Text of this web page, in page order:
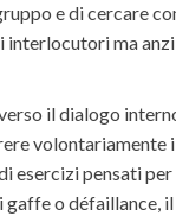
e di cercare
interlocutori ma
il dialogo
volontariamente
pensati
gaffe o défaillance,